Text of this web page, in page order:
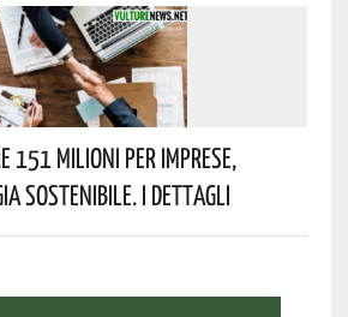
Milioni Per Imprese,
Sostenibile. I Dettagli